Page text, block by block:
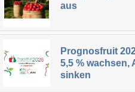
aus
Prognosfruit
5,5 % wachsen,
sinken